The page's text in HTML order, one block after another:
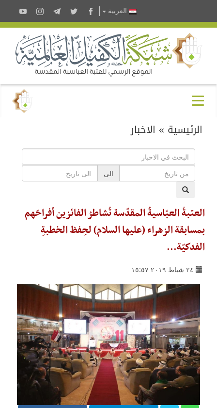
العربية
الرئيسية » الاخبار
الى
العتبةُ العبّاسيةُ المقدّسة تُشاطرُ الفائزين أفراحَهم
بمسابقة الزهراء (عليها السلام) لحِفظ الخطبةِ
الفدكيّة...
٢٤ شباط ٢٠١٩ ١٥:٥٧